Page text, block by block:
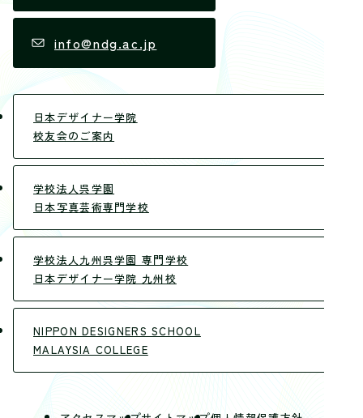
info@ndg.ac.jp
日本デザイナー学院
校友会のご案内
学校法人呉学園
日本写真芸術専門学校
学校法人九州呉学園 専門学校
日本デザイナー学院 九州校
NIPPON DESIGNERS SCHOOL
MALAYSIA COLLEGE